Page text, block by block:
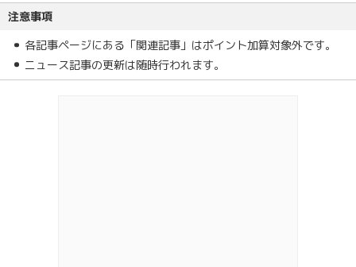
注意事項
各記事ページにある「関連記事」はポイント加算対象外です。
ニュース記事の更新は随時行われます。